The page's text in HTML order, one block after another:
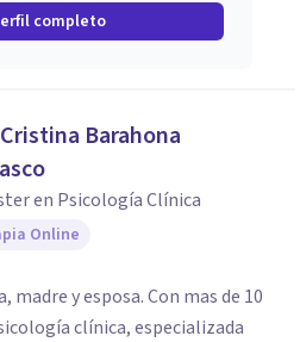
completo
Barahona
en Psicología Clínica
Online
madre y esposa. Con mas de 10
clínica, especializada